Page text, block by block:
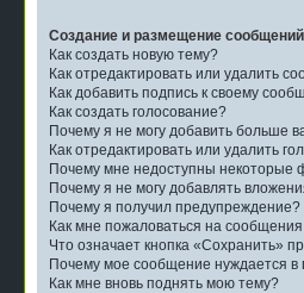
Создание и размещение сообщений
Как создать новую тему?
Как отредактировать или удалить
Как добавить подпись к своему
Как создать голосование?
Почему я не могу добавить больше
Как отредактировать или удалить
Почему мне недоступны некоторые
Почему я не могу добавлять
Почему я получил предупреждение?
Как мне пожаловаться на
Что означает кнопка «Сохранить»
Почему мое сообщение нуждается в
Как мне вновь поднять мою тему?